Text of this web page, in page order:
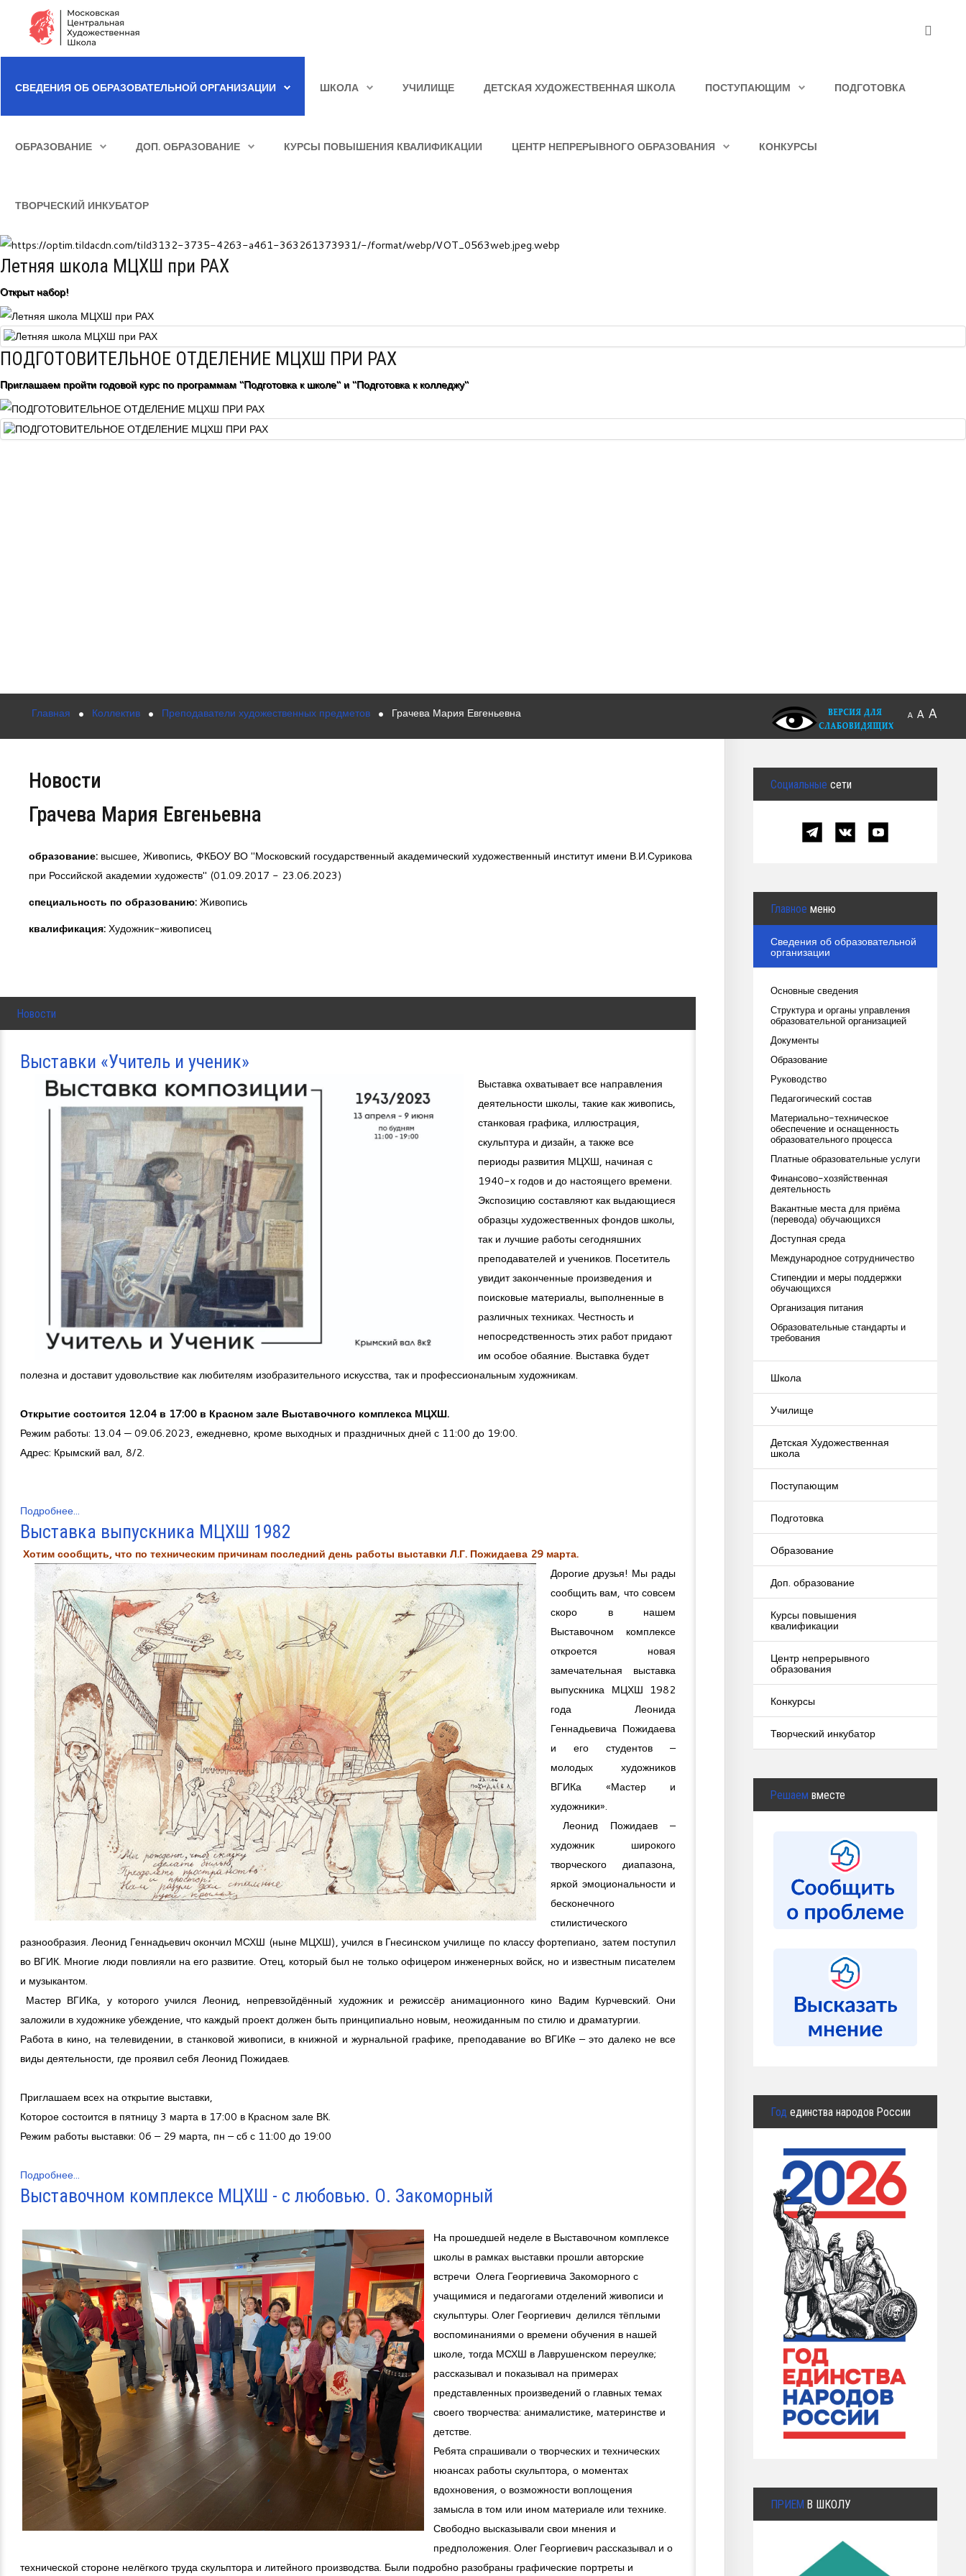
Образование
Доп. образование
Курсы повышения квалификации
Центр непрерывного образования
Конкурсы
Творческий инкубатор
ИСКАТЬ...
СВЕДЕНИЯ ОБ ОБРАЗОВАТЕЛЬНОЙ ОРГАНИЗАЦИИ ШКОЛА УЧИЛИЩЕ ДЕТСКАЯ ХУДОЖЕСТВЕННАЯ ШКОЛА ПОСТУПАЮЩИМ ПОДГОТОВКА
ОБРАЗОВАНИЕ ДОП. ОБРАЗОВАНИЕ КУРСЫ ПОВЫШЕНИЯ КВАЛИФИКАЦИИ ЦЕНТР НЕПРЕРЫВНОГО ОБРАЗОВАНИЯ КОНКУРСЫ
ТВОРЧЕСКИЙ ИНКУБАТОР
Летняя школа МЦХШ при РАХ
Открыт набор!
ПОДГОТОВИТЕЛЬНОЕ ОТДЕЛЕНИЕ МЦХШ ПРИ РАХ
Приглашаем пройти годовой курс по программам "Подготовка к школе" и "Подготовка к колледжу"
Главная Коллектив Преподаватели художественных предметов Грачева Мария Евгеньевна A A A
Новости
Грачева Мария Евгеньевна
образование: высшее, Живопись, ФКБОУ ВО "Московский государственный академический художественный институт имени В.И.Сурикова
при Российской академии художеств" (01.09.2017 - 23.06.2023)
специальность по образованию:Живопись
квалификация:Художник-живописец
Новости
Выставки «Учитель и ученик»
Выставка охватывает все направления
деятельности школы, такие как живопись,
станковая графика, иллюстрация,
скульптура и дизайн, а также все
периоды развития МЦХШ, начиная с
1940-х годов и до настоящего времени.
Экспозицию составляют как выдающиеся
образцы художественных фондов школы,
так и лучшие работы сегодняшних
преподавателей и учеников. Посетитель
увидит законченные произведения и
поисковые материалы, выполненные в
различных техниках. Честность и
непосредственность этих работ придают
им особое обаяние. Выставка будет
полезна и доставит удовольствие как любителям изобразительного искусства, так и профессиональным художникам.
Открытие состоится 12.04 в 17:00 в Красном зале Выставочного комплекса МЦХШ.
Режим работы: 13.04 — 09.06.2023, ежедневно, кроме выходных и праздничных дней с 11:00 до 19:00.
Адрес: Крымский вал, 8/2.
Подробнее...
Выставка выпускника МЦХШ 1982
Хотим сообщить, что по техническим причинам последний день работы выставки Л.Г. Пожидаева 29 марта.
Дорогие друзья! Мы рады
сообщить вам, что совсем
скоро в нашем
Выставочном комплексе
откроется новая
замечательная выставка
выпускника МЦХШ 1982
года Леонида
Геннадьевича Пожидаева
и его студентов –
молодых художников
ВГИКа «Мастер и
художники».
Леонид Пожидаев –
художник широкого
творческого диапазона,
яркой эмоциональности и
бесконечного
стилистического
разнообразия. Леонид Геннадьевич окончил МСХШ (ныне МЦХШ), учился в Гнесинском училище по классу фортепиано, затем поступил
во ВГИК. Многие люди повлияли на его развитие. Отец, который был не только офицером инженерных войск, но и известным писателем
и музыкантом.
Мастер ВГИКа, у которого учился Леонид, непревзойдённый художник и режиссёр анимационного кино Вадим Курчевский. Они
заложили в художнике убеждение, что каждый проект должен быть принципиально новым, неожиданным по стилю и драматургии.
Работа в кино, на телевидении, в станковой живописи, в книжной и журнальной графике, преподавание во ВГИКе – это далеко не все
виды деятельности, где проявил себя Леонид Пожидаев.
Приглашаем всех на открытие выставки,
Которое состоится в пятницу 3 марта в 17:00 в Красном зале ВК.
Режим работы выставки: 06 – 29 марта, пн – сб с 11:00 до 19:00
Подробнее...
Выставочном комплексе МЦХШ - с любовью. О. Закоморный
На прошедшей неделе в Выставочном комплексе
школы в рамках выставки прошли авторские
встречи Олега Георгиевича Закоморного с
учащимися и педагогами отделений живописи и
скульптуры. Олег Георгиевич делился тёплыми
воспоминаниями о времени обучения в нашей
школе, тогда МСХШ в Лаврушенском переулке;
рассказывал и показывал на примерах
представленных произведений о главных темах
своего творчества: анималистике, материнстве и
детстве.
Ребята спрашивали о творческих и технических
нюансах работы скульптора, о моментах
вдохновения, о возможности воплощения
замысла в том или ином материале или технике.
Свободно высказывали свои мнения и
предположения. Олег Георгиевич рассказывал и о
технической стороне нелёгкого труда скульптора и литейного производства. Были подробно разобраны графические портреты и
Социальные сети
Главное меню
Сведения об образовательной
организации
Основные сведения
Структура и органы управления
образовательной организацией
Документы
Образование
Руководство
Педагогический состав
Материально-техническое
обеспечение и оснащенность
образовательного процесса
Платные образовательные услуги
Финансово-хозяйственная
деятельность
Вакантные места для приёма
(перевода) обучающихся
Доступная среда
Международное сотрудничество
Стипендии и меры поддержки
обучающихся
Организация питания
Образовательные стандарты и
требования
Школа
Училище
Детская Художественная
школа
Поступающим
Подготовка
Образование
Доп. образование
Курсы повышения
квалификации
Центр непрерывного
образования
Конкурсы
Творческий инкубатор
Решаем вместе
Год единства народов России
ПРИЕМ В ШКОЛУ